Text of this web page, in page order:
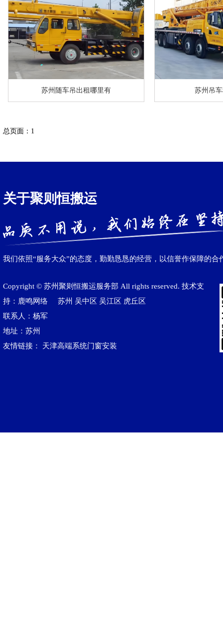
苏州随车吊出租哪里有 苏州吊
总页面：1
关于聚则恒搬运
我们依照“服务大众”的态度，勤勤恳恳的经营，以信誉作保障的合
Copyright © 苏州聚则恒搬运服务部 All rights reserved. 技术支
持：鹿鸣网络 苏州 吴中区 吴江区‌ 虎丘区
联系人：杨军
地址：苏州
友情链接： 天津高端系统门窗安装